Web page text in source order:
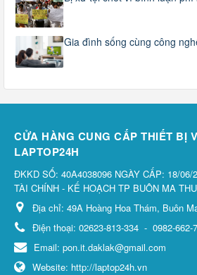
Gia đình sống cùng công
CỬA HÀNG CUNG CẤP THIẾT BỊ
LAPTOP24H
ĐKKD SỐ: 40A4038096 NGÀY CẤP: 18/
TÀI CHÍNH - KẾ HOẠCH TP BUÔN MA
Địa chỉ: 49A Hoàng Hoa Thám, Buôn
Điện thoại: 02623-813-334 - 0982-662-
Email: pon.it.daklak@gmail.com
Website: http://laptop24h.vn